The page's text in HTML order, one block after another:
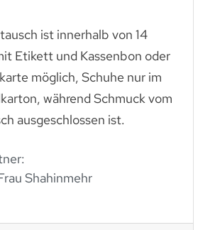
ist innerhalb von 14
Etikett und Kassenbon oder
möglich, Schuhe nur im
während Schmuck vom
ausgeschlossen ist.
Shahinmehr